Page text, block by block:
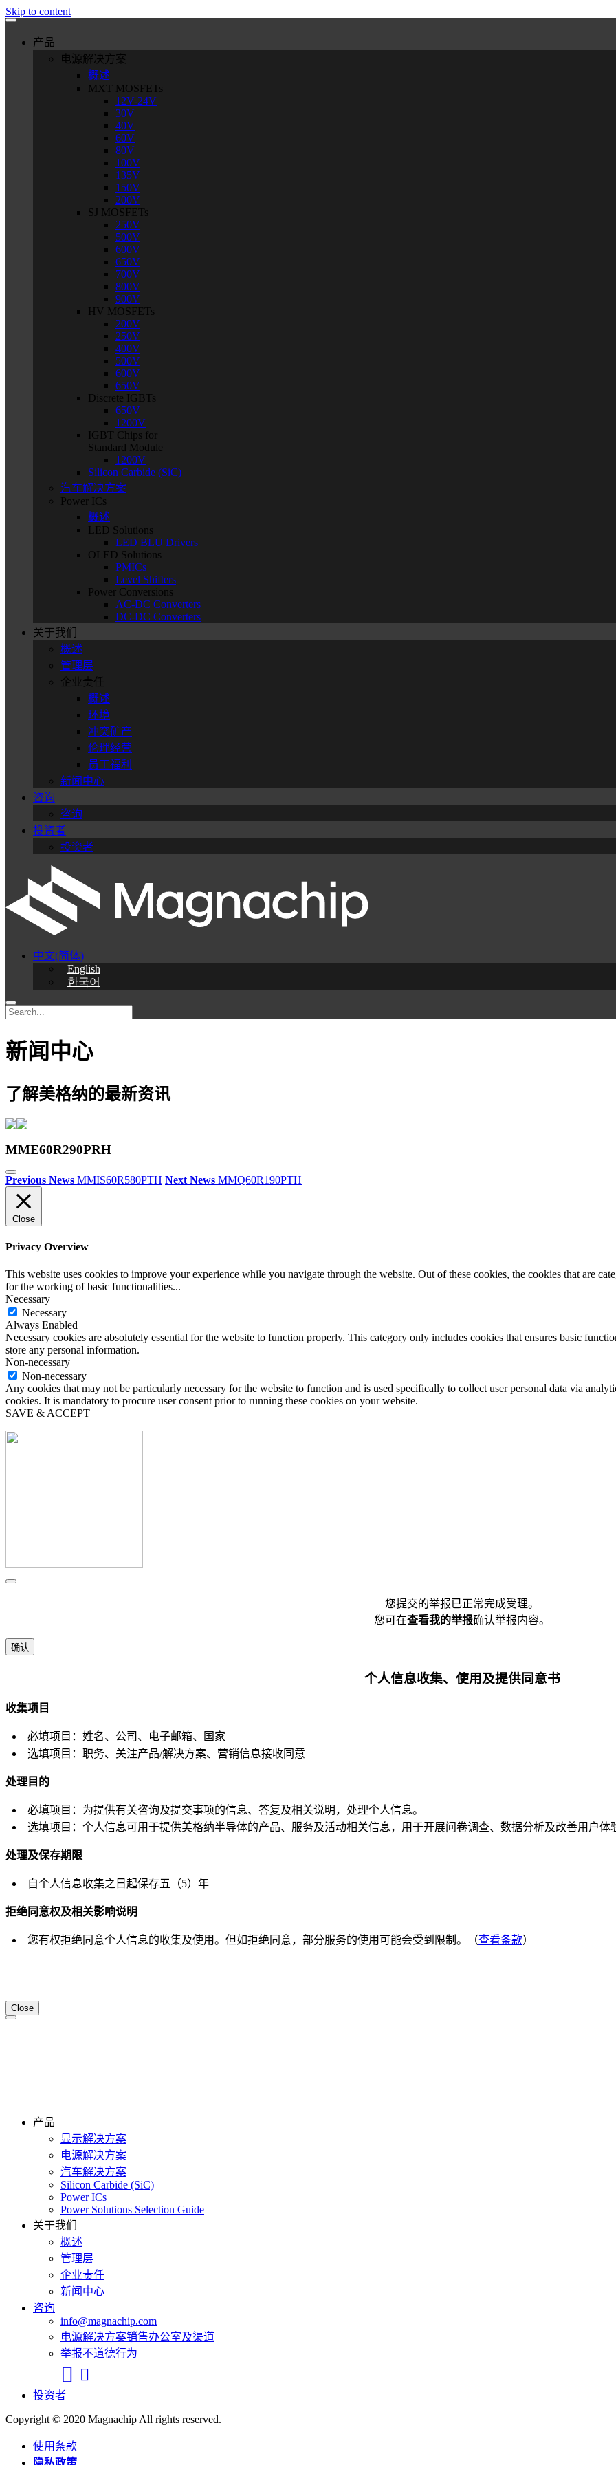
Skip to content
产品
电源解决方案
概述
MXT MOSFETs
12V-24V
30V
40V
60V
80V
100V
135V
150V
200V
SJ MOSFETs
250V
500V
600V
650V
700V
800V
900V
HV MOSFETs
200V
250V
400V
500V
600V
650V
Discrete IGBTs
650V
1200V
IGBT Chips for
Standard Module
1200V
Silicon Carbide (SiC)
汽车解决方案
Power ICs
概述
LED Solutions
LED BLU Drivers
OLED Solutions
PMICs
Level Shifters
Power Conversions
AC-DC Converters
DC-DC Converters
关于我们
概述
管理层
企业责任
概述
环境
冲突矿产
伦理经营
员工福利
新闻中心
咨询
咨询
投资者
投资者
中文(简体)
English
한국어
新闻中心
了解美格纳的最新资讯
MME60R290PRH
Previous News MMIS60R580PTH Next News MMQ60R190PTH
Close
Privacy Overview
This website uses cookies to improve your experience while you navigate through the website. Out of these cookies, the cookies that are
for the working of basic functionalities...
Necessary
Necessary
Always Enabled
Necessary cookies are absolutely essential for the website to function properly. This category only includes cookies that ensures basic
store any personal information.
Non-necessary
Non-necessary
Any cookies that may not be particularly necessary for the website to function and is used specifically to collect user personal data via
cookies. It is mandatory to procure user consent prior to running these cookies on your website.
SAVE & ACCEPT
您提交的举报已正常完成受理。
您可在查看我的举报确认举报内容。
确认
个人信息收集、使用及提供同意书
收集项目
必填项目：姓名、公司、电子邮箱、国家
选填项目：职务、关注产品/解决方案、营销信息接收同意
处理目的
必填项目：为提供有关咨询及提交事项的信息、答复及相关说明，处理个人信息。
选填项目：个人信息可用于提供美格纳半导体的产品、服务及活动相关信息，用于开展问卷调查、数据分析及改善用户体
处理及保存期限
自个人信息收集之日起保存五（5）年
拒绝同意权及相关影响说明
您有权拒绝同意个人信息的收集及使用。但如拒绝同意，部分服务的使用可能会受到限制。（查看条款）
Close
产品
显示解决方案
电源解决方案
汽车解决方案
Silicon Carbide (SiC)
Power ICs
Power Solutions Selection Guide
关于我们
概述
管理层
企业责任
新闻中心
咨询
info@magnachip.com
电源解决方案销售办公室及渠道
举报不道德行为
投资者
Copyright © 2020 Magnachip All rights reserved.
使用条款